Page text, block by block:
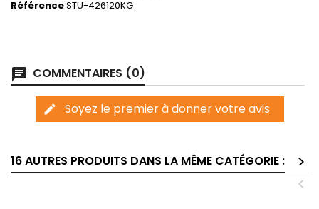
RéférenceSTU-426120KG
chat COMMENTAIRES (0)
edit Soyez le premier à donner votre avis
16 AUTRES PRODUITS DANS LA MÊME CATÉGORIE :
>
<